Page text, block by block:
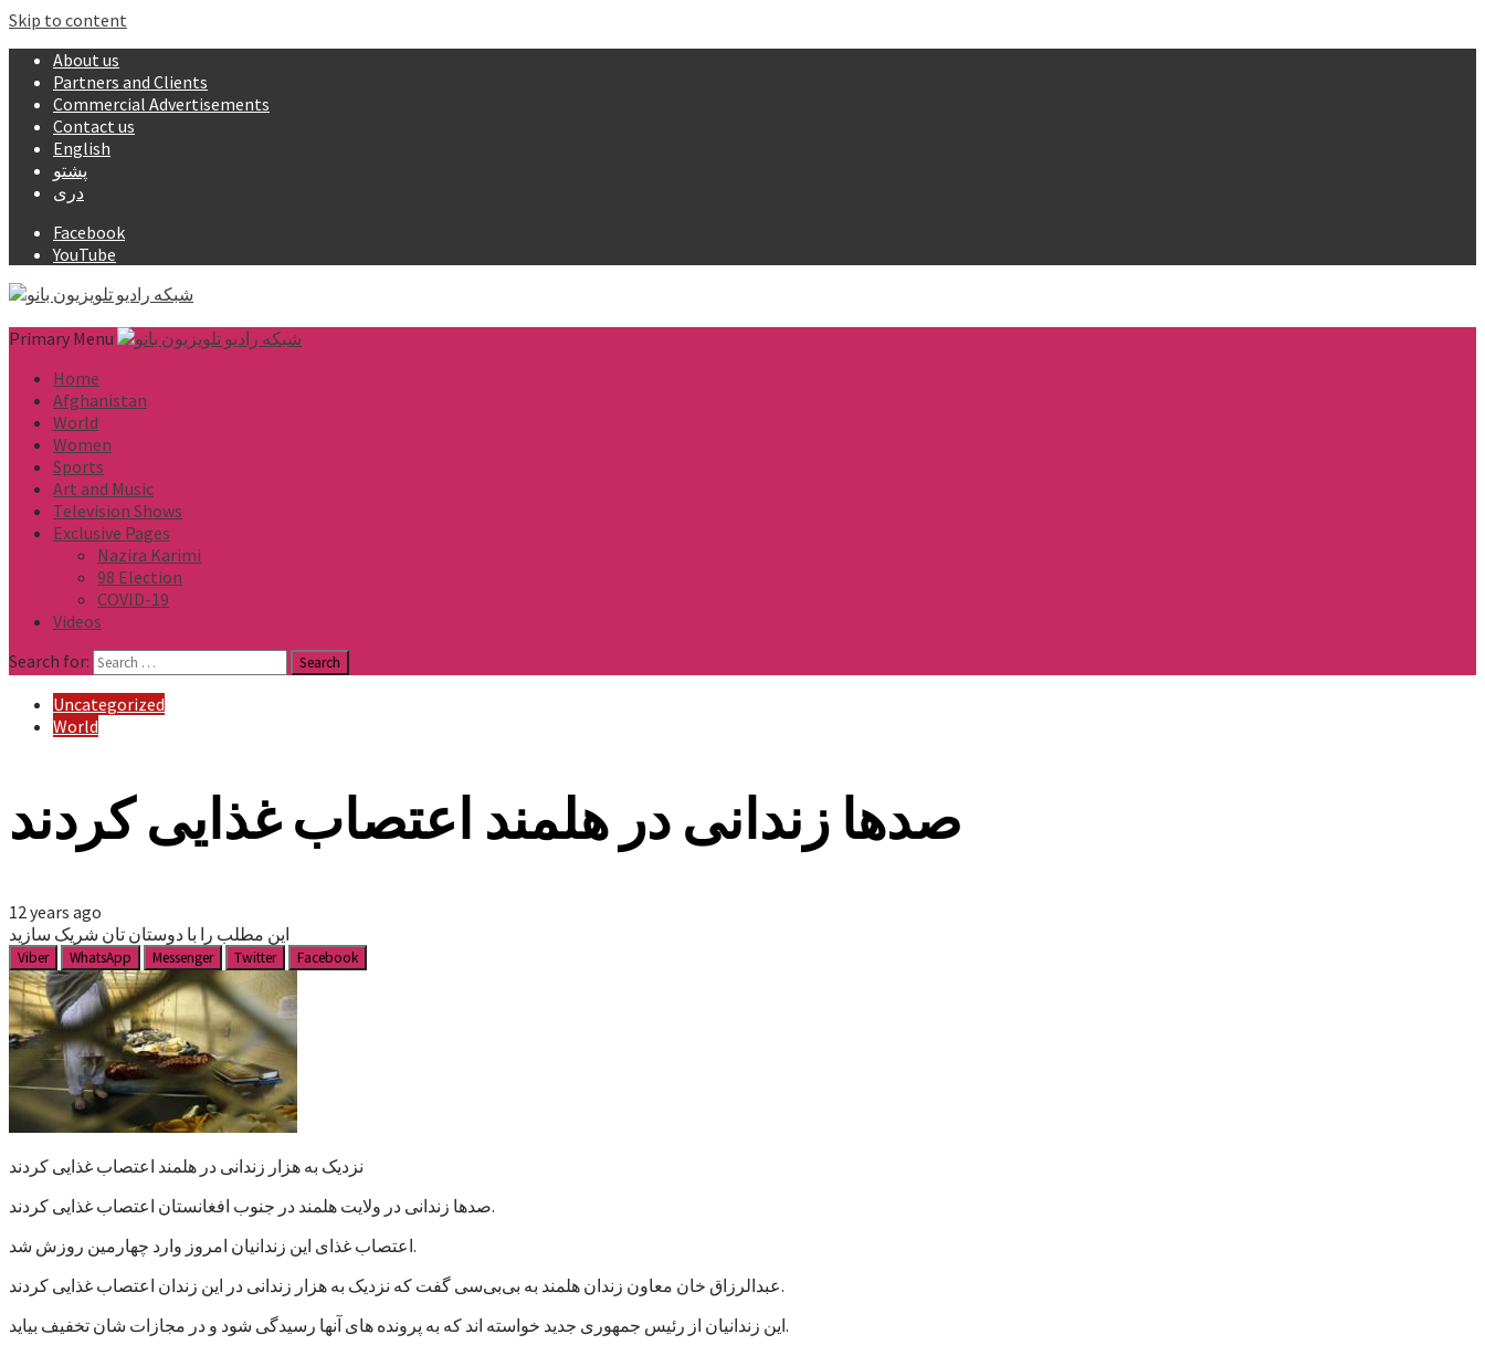
Skip to content
About us
Partners and Clients
Commercial Advertisements
Contact us
English
پشتو
دری
Facebook
YouTube
Primary Menu
Home
Afghanistan
World
Women
Sports
Art and Music
Television Shows
Exclusive Pages
Nazira Karimi
98 Election
COVID-19
Videos
Search for:
Uncategorized
World
صدها زندانی در هلمند اعتصاب غذایی کردند
12 years ago
این مطلب را با دوستان تان شریک سازید
Viber WhatsApp Messenger Twitter Facebook
نزدیک به هزار زندانی در هلمند اعتصاب غذایی کردند
صدها زندانی در ولایت هلمند در جنوب افغانستان اعتصاب غذایی کردند.
اعتصاب غذای این زندانیان امروز وارد چهارمین روزش شد.
عبدالرزاق خان معاون زندان هلمند به بی‌بی‌سی گفت که نزدیک به هزار زندانی در این زندان اعتصاب غذایی کردند.
این زندانیان از رئیس جمهوری جدید خواسته اند که به پرونده های آنها رسیدگی شود و در مجازات شان تخفیف بیاید.